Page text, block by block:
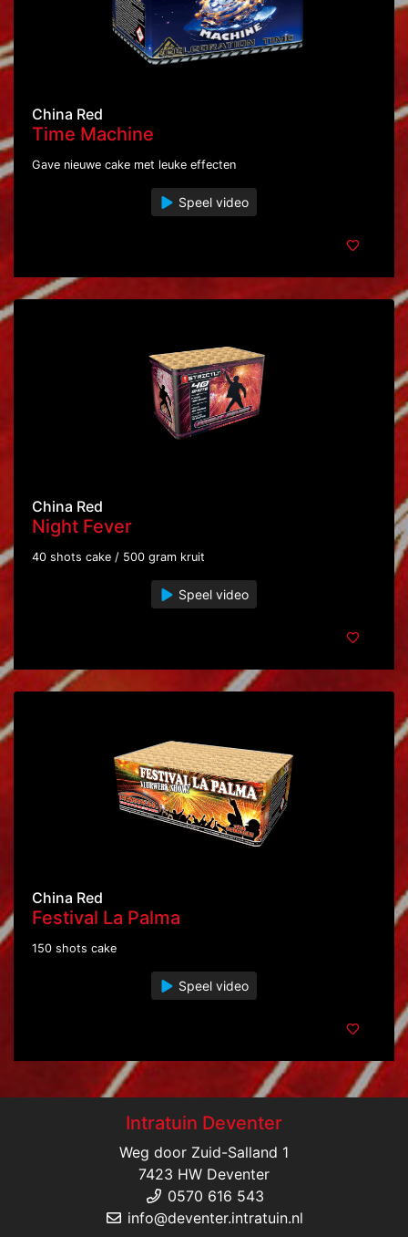
China Red
Time Machine
Gave nieuwe cake met leuke effecten
Speel video
China Red
Night Fever
40 shots cake / 500 gram kruit
Speel video
China Red
Festival La Palma
150 shots cake
Speel video
Intratuin Deventer
Weg door Zuid-Salland 1
7423 HW Deventer
0570 616 543
info@deventer.intratuin.nl